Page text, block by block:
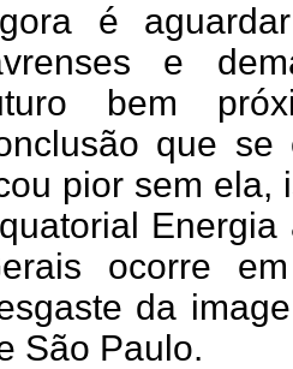
é
e
bem
que
pior sem ela,
ocorre
da
São Paulo.